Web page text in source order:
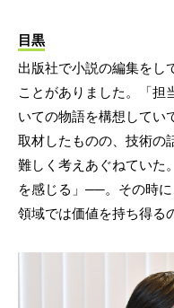
目黒
出版社で小説の編集をし
ことがありました。「担
いての物語を構想してい
取材したものの、技術の
難しく考えあぐねていた
を感じる」──。その時
領域では価値を持ち得る